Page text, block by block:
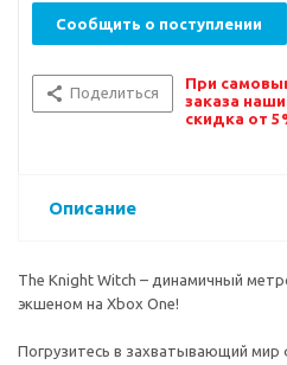
Сообщить о поступлении
Поделиться
При
заказа
скидка от
Описание
The Knight Witch – динамичный
экшеном на Xbox One!
Погрузитесь в захватывающий мир